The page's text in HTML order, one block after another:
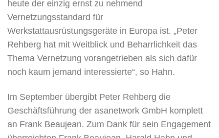
heute der einzig ernst zu nehmend
Vernetzungsstandard für
Werkstattausrüstungsgeräte in Europa ist. „Peter
Rehberg hat mit Weitblick und Beharrlichkeit das
Thema Vernetzung vorangetrieben als sich dafür
noch kaum jemand interessierte“, so Hahn.
Im September übergibt Peter Rehberg die
Geschäftsführung der asanetwork GmbH komplett
an Frank Beaujean. Zum Dank für sein Engagement